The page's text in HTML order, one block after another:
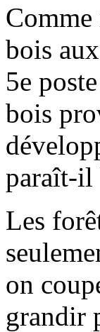
bois
5e
bois
paraît-il
Les
on
grandir